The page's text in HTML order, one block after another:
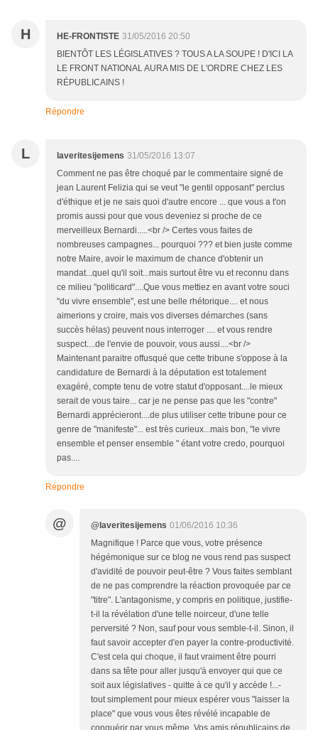
H HE-FRONTISTE 31/05/2016 20:50
BIENTÔT LES LÉGISLATIVES ? TOUS A LA SOUPE ! D'ICI LA
LE FRONT NATIONAL AURA MIS DE L'ORDRE CHEZ LES
RÉPUBLICAINS !
Répondre
L laveritesijemens 31/05/2016 13:07
Comment ne pas être choqué par le commentaire signé de
jean Laurent Felizia qui se veut "le gentil opposant" perclus
d'éthique et je ne sais quoi d'autre encore ... que vous a t'on
promis aussi pour que vous deveniez si proche de ce
merveilleux Bernardi.....<br /> Certes vous faites de
nombreuses campagnes... pourquoi ??? et bien juste comme
notre Maire, avoir le maximum de chance d'obtenir un
mandat...quel qu'il soit...mais surtout être vu et reconnu dans
ce milieu "politicard"....Que vous mettiez en avant votre souci
"du vivre ensemble", est une belle rhétorique.... et nous
aimerions y croire, mais vos diverses démarches (sans
succès hélas) peuvent nous interroger .... et vous rendre
suspect....de l'envie de pouvoir, vous aussi....<br />
Maintenant paraitre offusqué que cette tribune s'oppose à la
candidature de Bernardi à la députation est totalement
exagéré, compte tenu de votre statut d'opposant....le mieux
serait de vous taire... car je ne pense pas que les "contre"
Bernardi apprécieront....de plus utiliser cette tribune pour ce
genre de "manifeste"... est très curieux...mais bon, "le vivre
ensemble et penser ensemble " étant votre credo, pourquoi
pas....
Répondre
@ @laveritesijemens 01/06/2016 10:36
Magnifique ! Parce que vous, votre présence
hégémonique sur ce blog ne vous rend pas suspect
d'avidité de pouvoir peut-être ? Vous faites semblant
de ne pas comprendre la réaction provoquée par ce
"titre". L'antagonisme, y compris en politique, justifie-
t-il la révélation d'une telle noirceur, d'une telle
perversité ? Non, sauf pour vous semble-t-il. Sinon, il
faut savoir accepter d'en payer la contre-productivité.
C'est cela qui choque, il faut vraiment être pourri
dans sa tête pour aller jusqu'à envoyer qui que ce
soit aux législatives - quitte à ce qu'il y accède !...-
tout simplement pour mieux espérer vous "laisser la
place" que vous vous êtes révélé incapable de
conquérir par vous même. Vos amis républicains de